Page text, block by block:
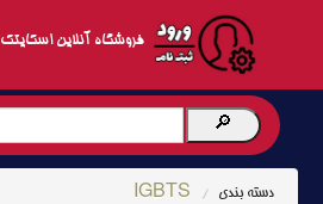
فروشگاه آنلاین اسکایتک
دسته بندی /
IGBTS